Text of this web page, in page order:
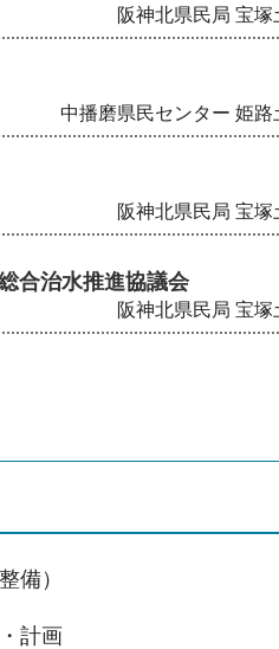
阪神北県民局 宝
中播磨県民センター 姫路
阪神北県民局 宝
合治水推進協議会
阪神北県民局 宝
備）
計画